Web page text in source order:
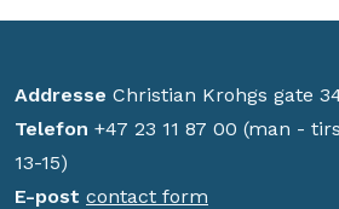
Addresse Christian Krohgs gate
Telefon +47 23 11 87 00 (man -
13-15)
E-post contact form